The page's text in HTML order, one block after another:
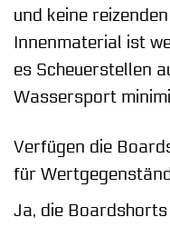
und keine
Innenmaterial ist
es Scheuerstellen
Wassersport
Verfügen die
für
Ja, die